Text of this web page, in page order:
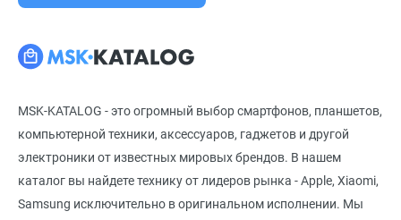
MSK-KATALOG - это огромный выбор смартфонов, планшетов,
компьютерной техники, аксессуаров, гаджетов и другой
электроники от известных мировых брендов. В нашем
каталог вы найдете технику от лидеров рынка - Apple, Xiaomi,
Samsung исключительно в оригинальном исполнении. Мы